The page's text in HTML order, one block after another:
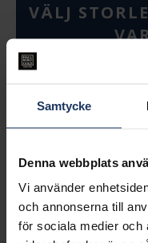
Samtycke
Denna webbplats
Vi använder
och annonserna till
för sociala medier och
VÄLJ
Beställningsvara.
Köpvillkor för
Ingen bytesrätt,
Uziel och Sarek samt
INFO